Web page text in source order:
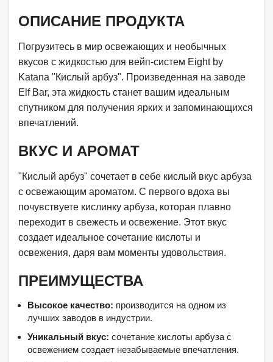
ОПИСАНИЕ ПРОДУКТА
Погрузитесь в мир освежающих и необычных
вкусов с жидкостью для вейп-систем Eight by
Katana "Кислый арбуз". Произведенная на заводе
Elf Bar, эта жидкость станет вашим идеальным
спутником для получения ярких и запоминающихся
впечатлений.
ВКУС И АРОМАТ
"Кислый арбуз" сочетает в себе кислый вкус арбуза
с освежающим ароматом. С первого вдоха вы
почувствуете кислинку арбуза, которая плавно
переходит в свежесть и освежение. Этот вкус
создает идеальное сочетание кислоты и
освежения, даря вам моменты удовольствия.
ПРЕИМУЩЕСТВА
Высокое качество: производится на одном из
лучших заводов в индустрии.
Уникальный вкус: сочетание кислоты арбуза с
освежением создает незабываемые впечатления.